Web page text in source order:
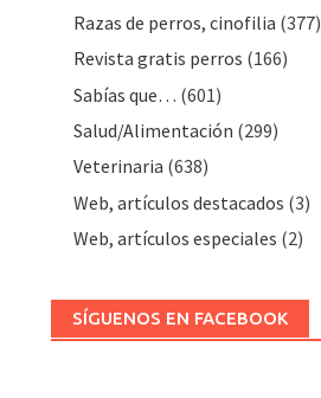
Razas de perros, cinofilia (377)
Revista gratis perros (166)
Sabías que… (601)
Salud/Alimentación (299)
Veterinaria (638)
Web, artículos destacados (3)
Web, artículos especiales (2)
SÍGUENOS EN FACEBOOK